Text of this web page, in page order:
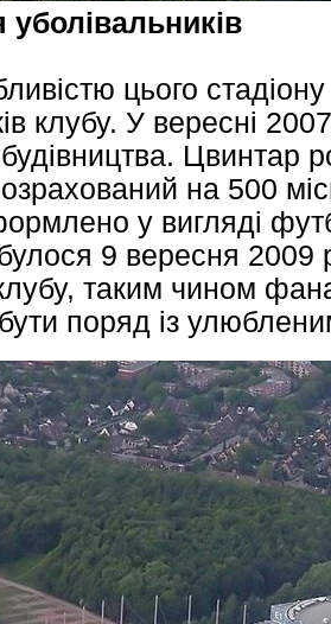
цього
клубу. У вересні
Цвинтар
на 500
у вигляді
9 вересня
таким чином
бути поряд із